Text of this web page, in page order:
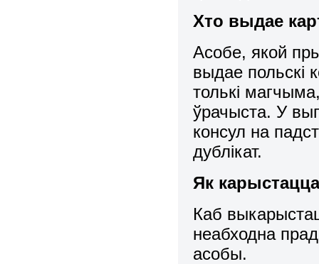
Хто выдае
Асобе, якой
выдае польскі
толькі
ўрачыста. У
консул на
дублікат.
Як
Каб
неабходна
асобы.